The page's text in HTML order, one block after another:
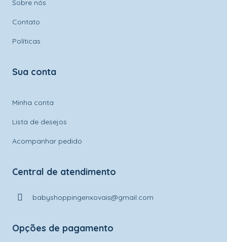
Sobre nós
Contato
Políticas
Sua conta
Minha conta
Lista de desejos
Acompanhar pedido
Central de atendimento
babyshoppingenxovais@gmail.com
Opções de pagamento